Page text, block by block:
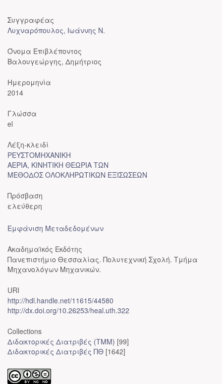
Συγγραφέας
Λυχναρόπουλος, Ιωάννης Ν.
Όνομα Επιβλέποντος
Βαλουγεώργης, Δημήτριος
Ημερομηνία
2014
Γλώσσα
el
Λέξη-κλειδί
ΡΕΥΣΤΟΜΗΧΑΝΙΚΗ
ΑΕΡΙΑ, ΚΙΝΗΤΙΚΗ ΘΕΩΡΙΑ ΤΩΝ
ΜΕΘΟΔΟΣ ΟΛΟΚΛΗΡΩΤΙΚΩΝ ΕΞΙΣΩΣΕΩΝ
Πρόσβαση
ελεύθερη
Εμφάνιση Μεταδεδομένων
Ακαδημαϊκός Εκδότης
Πανεπιστήμιο Θεσσαλίας. Πολυτεχνική Σχολή. Τμήμα
Μηχανολόγων Μηχανικών.
URI
http://hdl.handle.net/11615/44580
http://dx.doi.org/10.26253/heal.uth.322
Collections
Διδακτορικές Διατριβές (ΤΜΜ) [99]
Διδακτορικές Διατριβές ΠΘ [1642]